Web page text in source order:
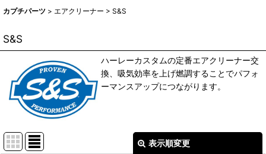
カプチパーツ > エアクリーナー > S&S
S&S
ハーレーカスタムの定番エアクリーナー交
換、吸気効率を上げ燃調することでパフォ
ーマンスアップにつながります。
表示順変更